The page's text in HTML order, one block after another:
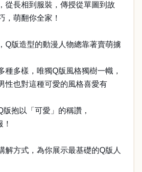
從長相到服裝，傳授從單圖到故
，萌翻你全家！
Q版造型的動漫人物總靠著賣萌擄
種多樣，唯獨Q版風格獨樹一幟，
性也對這種可愛的風格喜愛有
抱以「可愛」的稱讚，
解方式，為你展示最基礎的Q版人